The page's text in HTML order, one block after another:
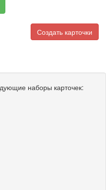
Создать карточки
наборы карточек: